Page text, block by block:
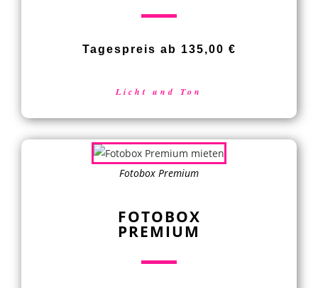
Tagespreis ab 135,00 €
Licht und Ton
Fotobox Premium
FOTOBOX
PREMIUM